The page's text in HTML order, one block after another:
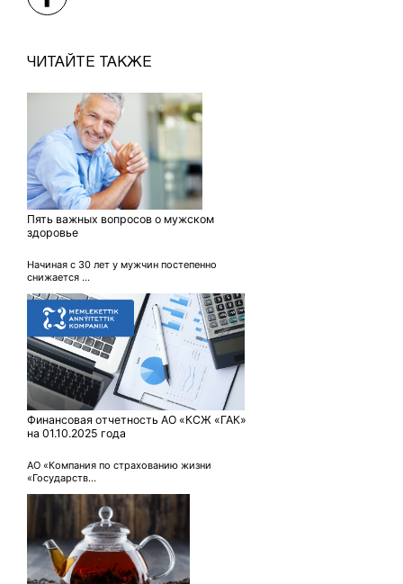
ЧИТАЙТЕ ТАКЖЕ
Пять важных вопросов о мужском
здоровье
Начиная с 30 лет у мужчин постепенно
снижается ...
Финансовая отчетность АО «КСЖ «ГАК»
на 01.10.2025 года
АО «Компания по страхованию жизни
«Государств...